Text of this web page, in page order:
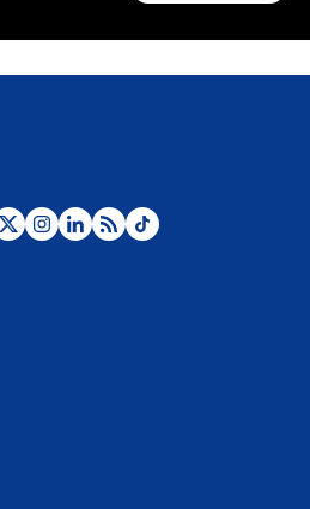
¿Por qué De la Espriella gobernará